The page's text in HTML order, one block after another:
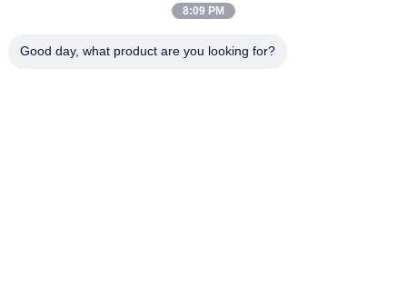
Route nationale 106, district de Huadu, ville de Guangzhou
8:09 PM
Good day, what product are you looking for?